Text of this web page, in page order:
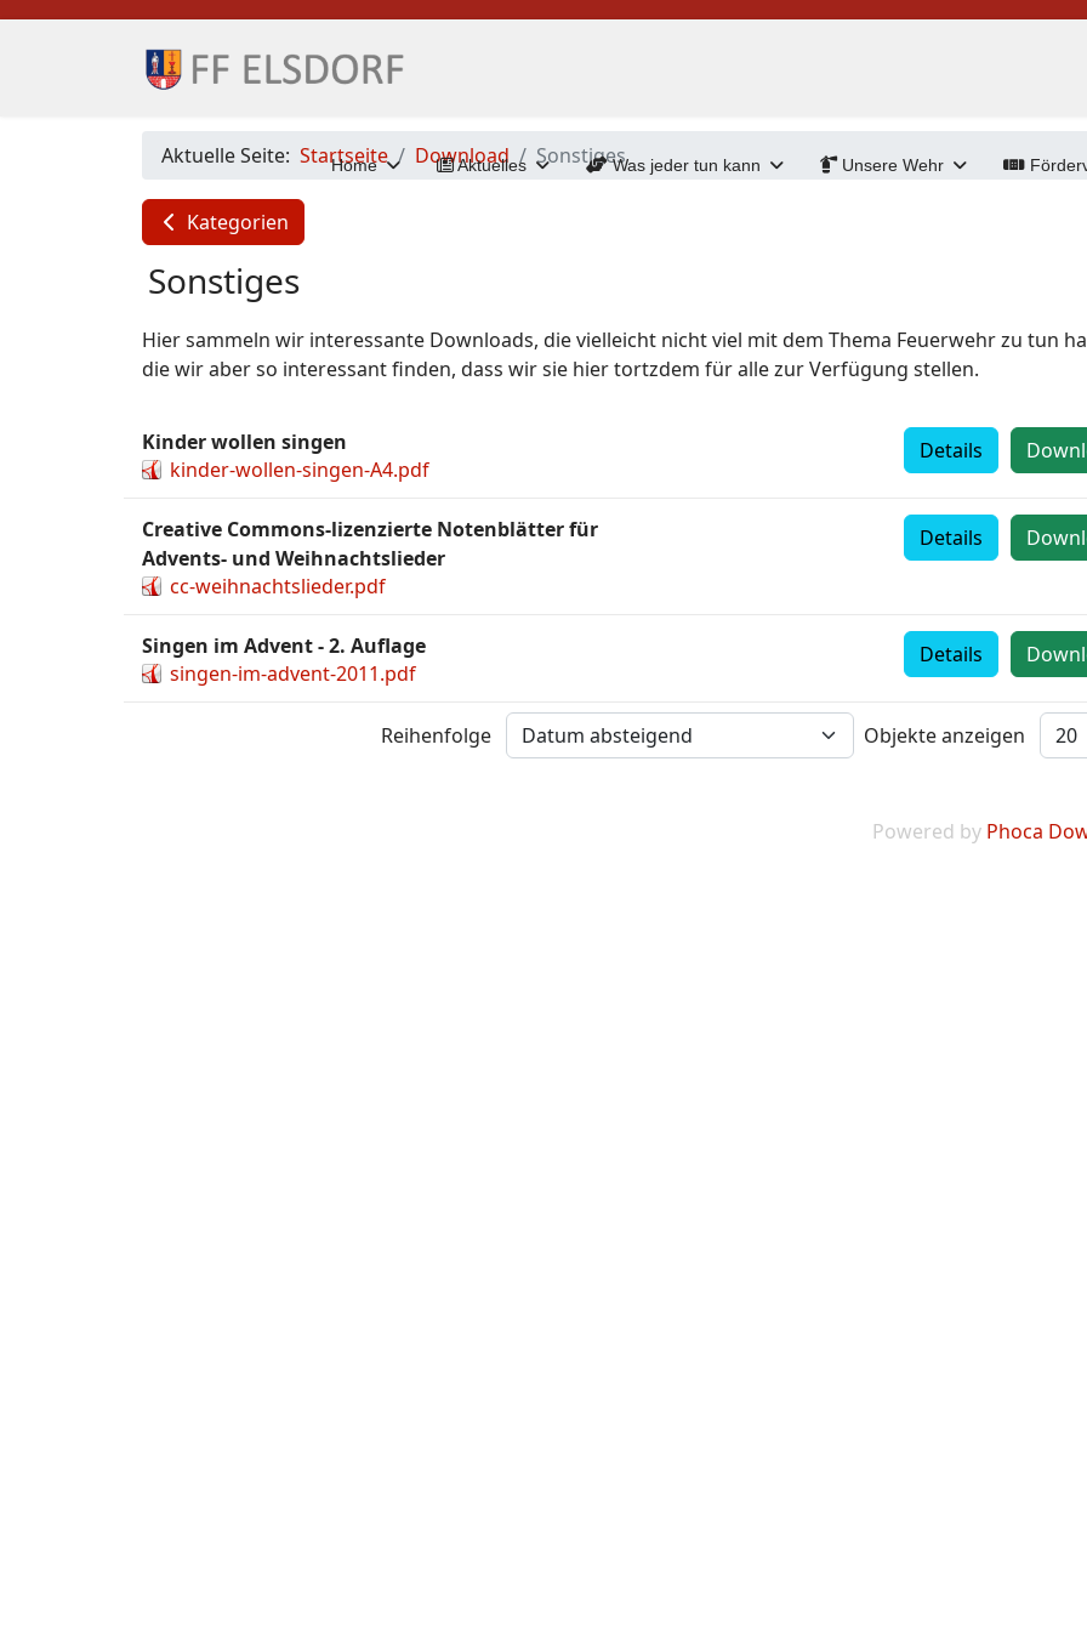
Home Aktuelles Was jeder tun kann Unsere Wehr
Aktuelle Seite: Startseite Download Sonstiges
Kategorien
Sonstiges
Hier sammeln wir interessante Downloads, die vielleicht nicht viel mit dem Thema Feuerwehr zu tun
die wir aber so interessant finden, dass wir sie hier tortzdem für alle zur Verfügung stellen.
Kinder wollen singen
kinder-wollen-singen-A4.pdf
Details
Creative Commons-lizenzierte Notenblätter für
Advents- und Weihnachtslieder
cc-weihnachtslieder.pdf
Details
Singen im Advent - 2. Auflage
singen-im-advent-2011.pdf
Details
Reihenfolge Objekte anzeigen
Powered by Phoca